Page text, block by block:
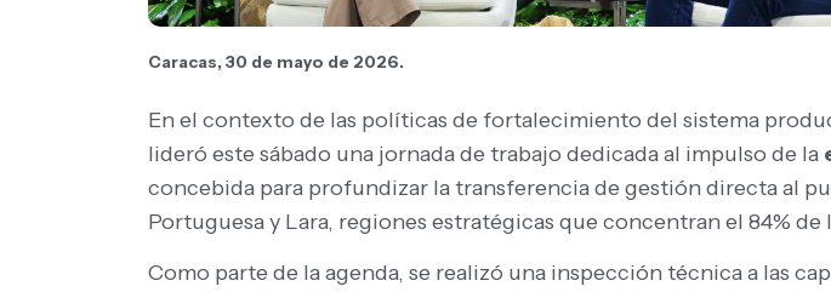
Caracas, 30 de mayo de 2026.
En el contexto de las políticas de fortalecimiento del sistema
lideró este sábado una jornada de trabajo dedicada al impulso de la
concebida para profundizar la transferencia de gestión directa al
Portuguesa y Lara, regiones estratégicas que concentran el 84%
Como parte de la agenda, se realizó una inspección técnica a las